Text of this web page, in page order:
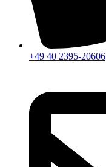
+49 40 2395-20606